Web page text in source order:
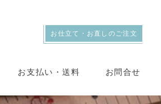
お仕立て・お直しのご注文
お支払い・送料 お問合せ